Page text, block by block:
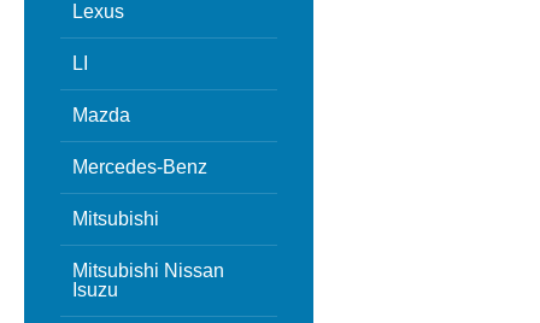
Lexus
LI
Mazda
Mercedes-Benz
Mitsubishi
Mitsubishi Nissan
Isuzu